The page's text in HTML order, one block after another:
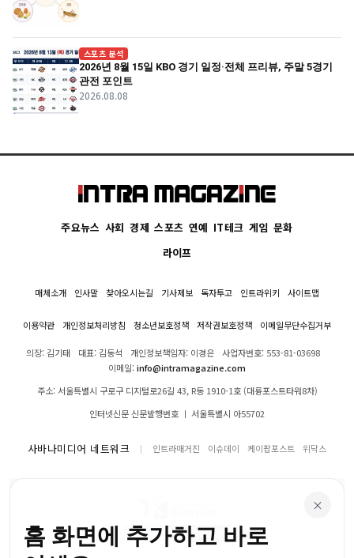
스포츠 분석
2026년 8월 15일 KBO 경기 일정·전체 프리뷰, 주말 5경기
관전 포인트
2026.08.08
주요뉴스 사회 경제 스포츠 연예 IT테크 게임 문화
라이프
매체소개 인사말 찾아오시는길 기사제보 독자투고 인트라위키 사이트맵
이용약관 개인정보처리방침 청소년보호정책 저작권보호정책 이메일무단수집거부
의장: 김기태 대표: 김동석 개인정보책임자: 이경은
사업자번호: 553-81-03698
이메일:info@intramagazine.com
주소: 서울특별시 구로구 디지털로26길 43, R동 1910-1호 (대륭포스트타워8차)
인터넷신문 신문발행번호 ㅣ 서울특별시 아55702
사바나미디어 네트워크 인트라매거진 이슈데이 케이팝포스트 위닥스
×
홈 화면에 추가하고 바로